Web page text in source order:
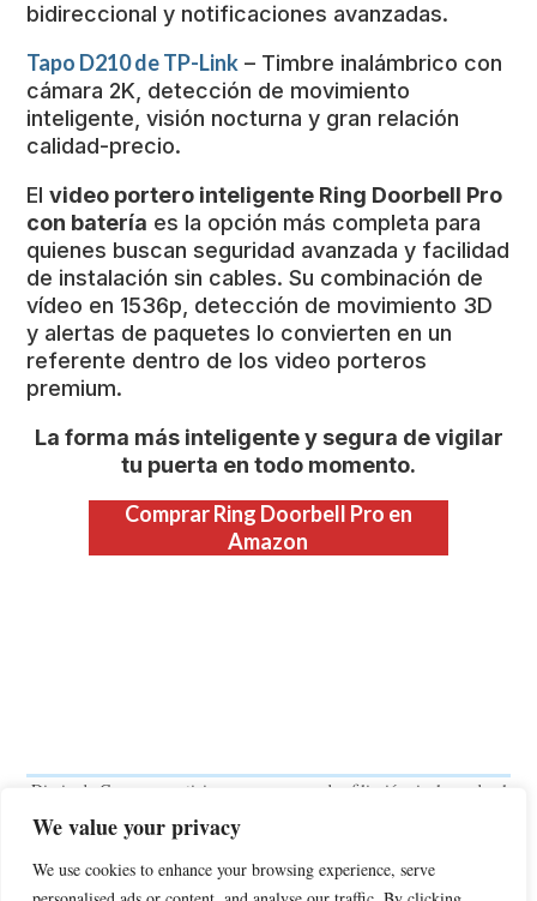
We value your privacy
We use cookies to enhance your browsing experience, serve
bidireccional y notificaciones avanzadas.
Tapo D210 de TP-Link – Timbre inalámbrico con
cámara 2K, detección de movimiento
inteligente, visión nocturna y gran relación
calidad-precio.
Elvideo portero inteligente Ring Doorbell Pro
con batería es la opción más completa para
quienes buscan seguridad avanzada y facilidad
de instalación sin cables. Su combinación de
vídeo en 1536p, detección de movimiento 3D
y alertas de paquetes lo convierten en un
referente dentro de los video porteros
premium.
La forma más inteligente y segura de vigilar
tu puerta en todo momento.
Comprar Ring Doorbell Pro en
Amazon
Diario de Compras participa en programas de afiliación, incluyendo el
Programa de Afiliados de Amazon y otros, diseñados para ofrecer a
sitios web un medio de obtener comisiones por publicidad mediante la
promoción e inclusión de enlaces a productos y servicios de terceros.
Esto significa que, al realizar una compra a través de dichos enlaces,